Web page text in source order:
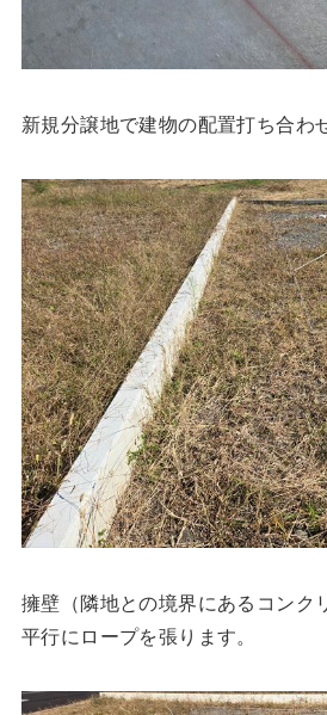
新規分譲地で建物の配置打ち合わ
擁壁（隣地との境界にあるコンク
平行にロープを張ります。